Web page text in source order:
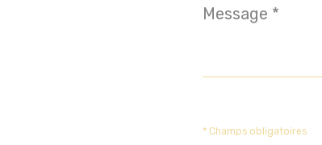
Message
* Champs obligatoires